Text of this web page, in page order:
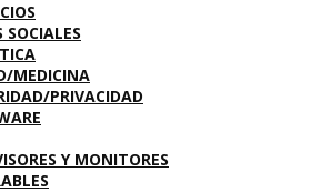
SOCIALES
MEDICINA
PRIVACIDAD
Y MONITORES